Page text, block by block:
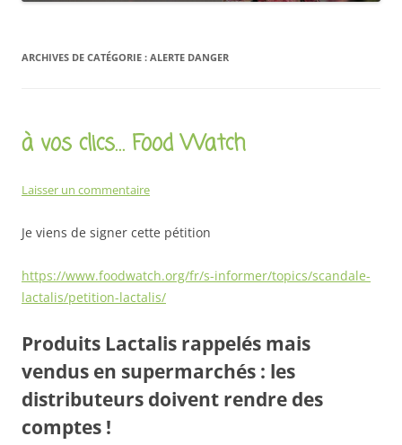
ARCHIVES DE CATÉGORIE : ALERTE DANGER
à vos clics… Food Watch
Laisser un commentaire
Je viens de signer cette pétition
https://www.foodwatch.org/fr/s-informer/topics/scandale-
lactalis/petition-lactalis/
Produits Lactalis rappelés mais
vendus en supermarchés : les
distributeurs doivent rendre des
comptes !